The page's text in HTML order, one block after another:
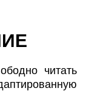
читать